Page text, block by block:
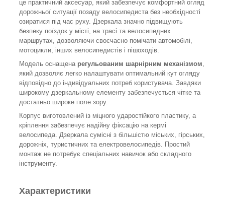
це практичний аксесуар, який забезпечує комфортний огляд
дорожньої ситуації позаду велосипедиста без необхідності
озиратися під час руху. Дзеркала значно підвищують
безпеку поїздок у місті, на трасі та велосипедних
маршрутах, дозволяючи своєчасно помічати автомобілі,
мотоцикли, інших велосипедистів і пішоходів.
Модель оснащена регульованим шарнірним механізмом
який дозволяє легко налаштувати оптимальний кут огляду
відповідно до індивідуальних потреб користувача. Завдяки
широкому дзеркальному елементу забезпечується чітке та
достатньо широке поле зору.
Корпус виготовлений із міцного ударостійкого пластику, а
кріплення забезпечує надійну фіксацію на кермі
велосипеда. Дзеркала сумісні з більшістю міських, гірських,
дорожніх, туристичних та електровелосипедів. Простий
монтаж не потребує спеціальних навичок або складного
інструменту.
Характеристики